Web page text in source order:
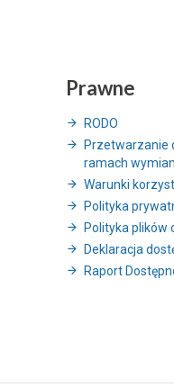
Prawne
RODO
Przetwarzanie
ramach
Warunki
Polityka
Polityka plików
Deklaracja
Raport